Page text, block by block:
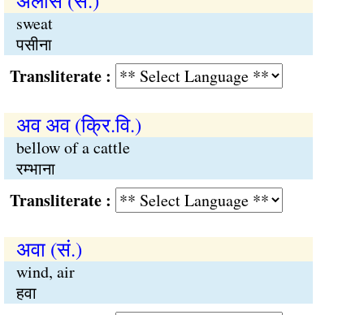
sweat
पसीना
:
अव अव (क्रि.वि.)
bellow of a cattle
रम्भाना
:
अवा (सं.)
wind, air
हवा